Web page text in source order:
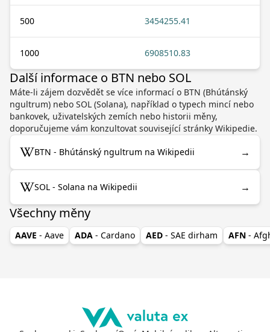
500 3454255.41
1000 6908510.83
Další informace o BTN nebo SOL
Máte-li zájem dozvědět se více informací o BTN (Bhútánský
ngultrum) nebo SOL (Solana), například o typech mincí nebo
bankovek, uživatelských zemích nebo historii měny,
doporučujeme vám konzultovat související stránky Wikipedie.
BTN - Bhútánský ngultrum na Wikipedii →
SOL - Solana na Wikipedii →
Všechny měny
AAVE - Aave ADA - Cardano AED - SAE dirham AFN -